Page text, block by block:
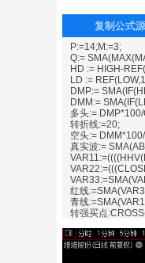
P:=14;M:=3;
Q:=
HD := HIGH-
LD :=
DMP:=
DMM:=
多头:= DMP*100/
转折线:=20;
空头:=
真实波:=
红线
青线
转强买点